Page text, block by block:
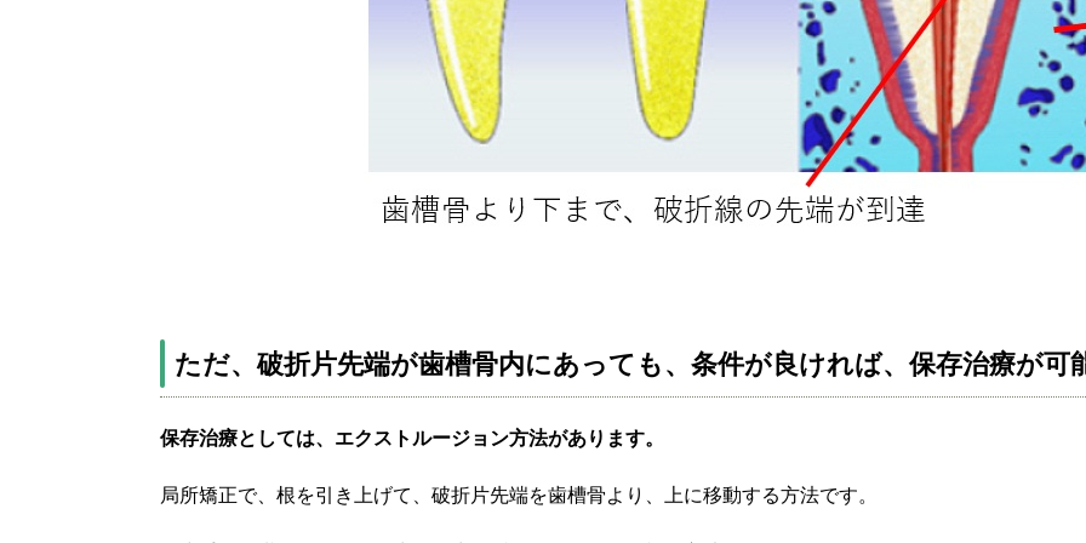
ただ、破折片先端が歯槽骨内にあっても、条件が良ければ、保存治療が可
保存治療としては、エクストルージョン方法があります。
局所矯正で、根を引き上げて、破折片先端を歯槽骨より、上に移動する方法です。